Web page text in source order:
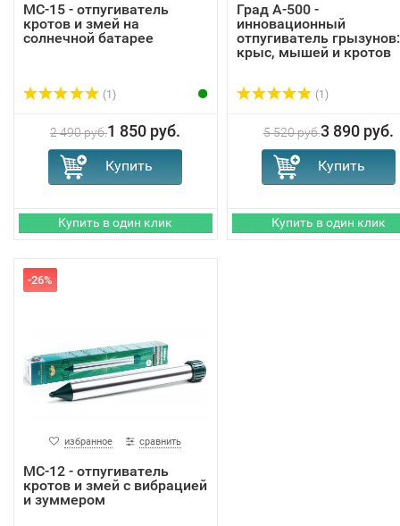
MC-15 - отпугиватель
кротов и змей на
солнечной батарее
(1)
2 490 руб.1 850 руб.
Град А-500 -
инновационный
отпугиватель грызунов:
крыс, мышей и кротов
(1)
5 520 руб.3 890 руб.
-26%
избранное сравнить
MC-12 - отпугиватель
кротов и змей с вибрацией
и зуммером